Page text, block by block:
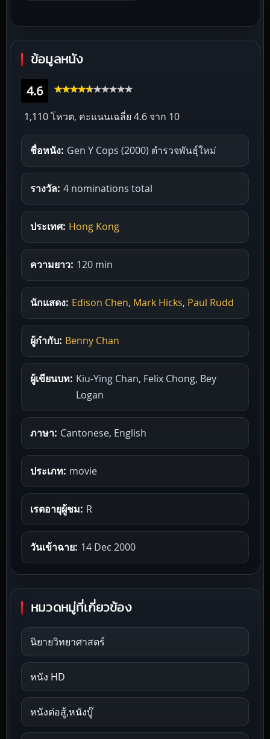
ข้อมูลหนัง
4.6
1,110 โหวต, คะแนนเฉลี่ย 4.6 จาก 10
ชื่อหนัง: Gen Y Cops (2000) ตำรวจพันธุ์ใหม่
รางวัล: 4 nominations total
ประเทศ: Hong Kong
ความยาว: 120 min
นักแสดง: Edison Chen, Mark Hicks, Paul Rudd
ผู้กำกับ: Benny Chan
ผู้เขียนบท: Kiu-Ying Chan, Felix Chong, Bey
Logan
ภาษา: Cantonese, English
ประเภท: movie
เรตอายุผู้ชม: R
วันเข้าฉาย: 14 Dec 2000
หมวดหมู่ที่เกี่ยวข้อง
นิยายวิทยาศาสตร์
หนัง HD
หนังต่อสู้,หนังบู๊